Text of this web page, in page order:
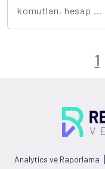
komutları, hesap ...
1
Analytics ve Raporlama